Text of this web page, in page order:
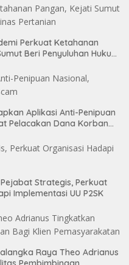
Perkuat Ketahanan
Beri Penyuluhan Hukum
Aplikasi Anti-Penipuan
Pelacakan Dana Korban
Strategis, Perkuat
Implementasi UU P2SK
Raya Theo Adrianus